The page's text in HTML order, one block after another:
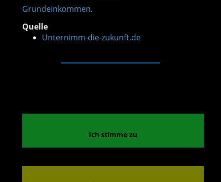
Grundeinkommen.
Ich stimme zu
Quelle
Unternimm-die-zukunft.de